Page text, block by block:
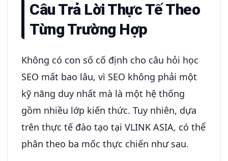
Câu Trả Lời Thực Tế Theo
Từng Trường Hợp
Không có con số cố định cho câu hỏi học
SEO mất bao lâu, vì SEO không phải một
kỹ năng duy nhất mà là một hệ thống
gồm nhiều lớp kiến thức. Tuy nhiên, dựa
trên thực tế đào tạo tại VLINK ASIA, có thể
phân theo ba mốc thực chiến như sau.